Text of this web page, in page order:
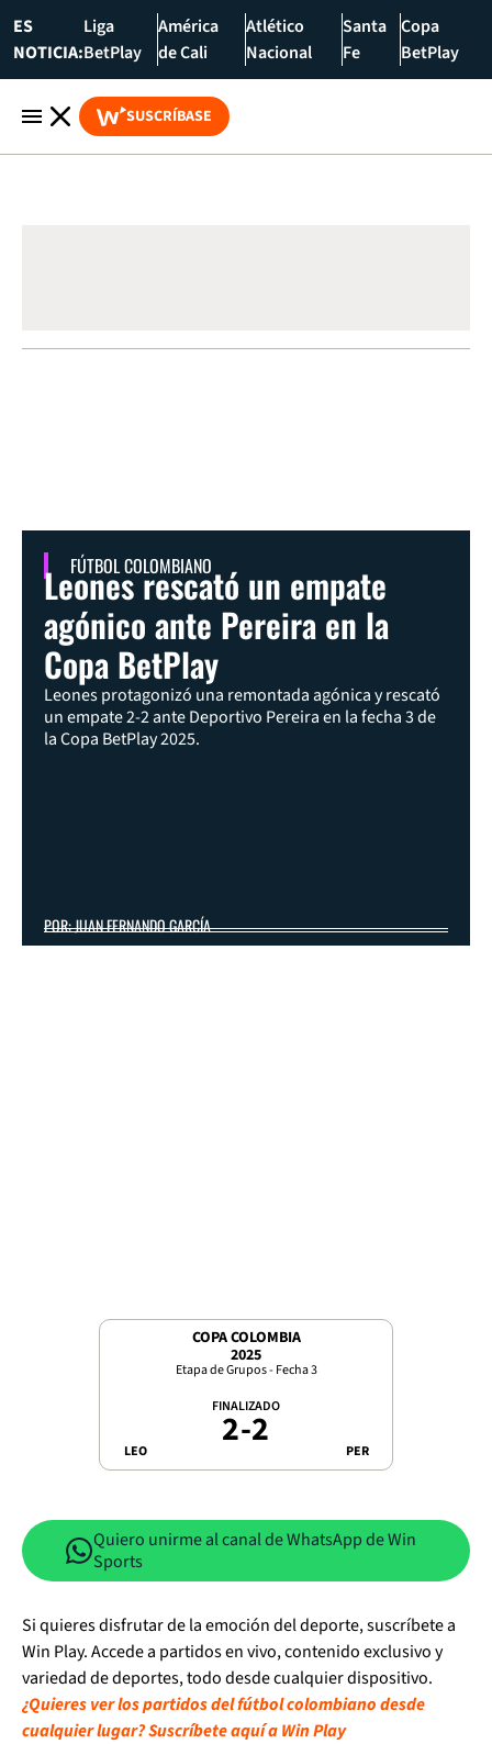
ES
NOTICIA:
Liga
BetPlay
América
de Cali
Atlético
Nacional
Santa
Fe
Copa
BetPlay
SUSCRÍBASE
FÚTBOL COLOMBIANO
Leones rescató un empate
agónico ante Pereira en la
Copa BetPlay
Leones protagonizó una remontada agónica y rescató
un empate 2-2 ante Deportivo Pereira en la fecha 3 de
la Copa BetPlay 2025.
POR: JUAN FERNANDO GARCÍA
COPA COLOMBIA
2025
Etapa de Grupos - Fecha 3
LEO
FINALIZADO
2-2 PER
Quiero unirme al canal de WhatsApp de Win
Sports
Si quieres disfrutar de la emoción del deporte, suscríbete a
Win Play. Accede a partidos en vivo, contenido exclusivo y
variedad de deportes, todo desde cualquier dispositivo.
¿Quieres ver los partidos del fútbol colombiano desde
cualquier lugar? Suscríbete aquí a Win Play